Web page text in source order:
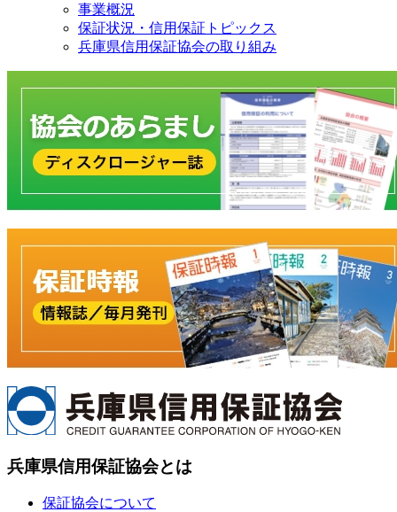
事業概況
保証状況・信用保証トピックス
兵庫県信用保証協会の取り組み
兵庫県信用保証協会とは
保証協会について